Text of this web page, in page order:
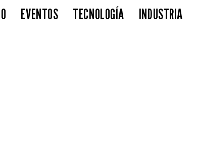
EVENTOS TECNOLOGÍA INDUSTRIA